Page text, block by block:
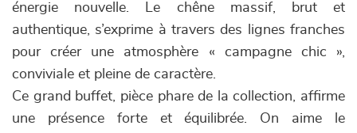
énergie nouvelle. Le chêne massif, brut et
authentique, s’exprime à travers des lignes franches
pour créer une atmosphère « campagne chic »,
conviviale et pleine de caractère.
Ce grand buffet, pièce phare de la collection, affirme
une présence forte et équilibrée. On aime le